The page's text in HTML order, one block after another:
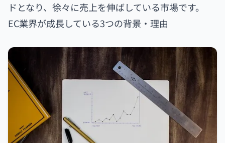
ドとなり、徐々に売上を伸ばしている市場です。
EC業界が成長している3つの背景・理由